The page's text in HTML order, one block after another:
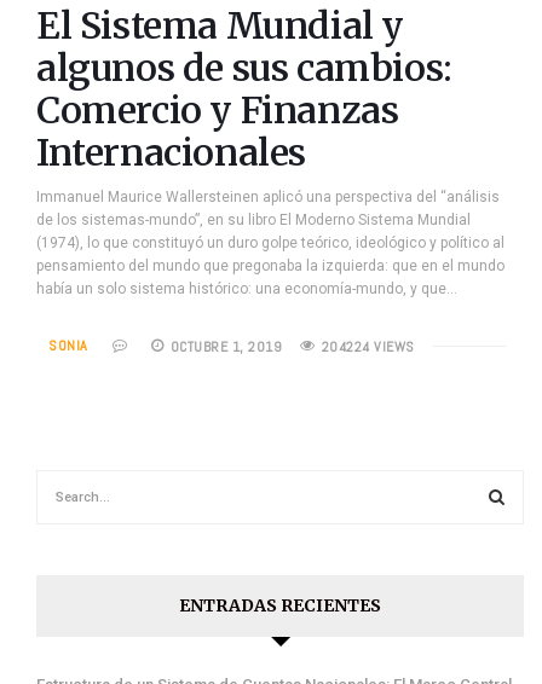
El Sistema Mundial y
algunos de sus cambios:
Comercio y Finanzas
Internacionales
Immanuel Maurice Wallersteinen aplicó una perspectiva del “análisis
de los sistemas-mundo”, en su libro El Moderno Sistema Mundial
(1974), lo que constituyó un duro golpe teórico, ideológico y político al
pensamiento del mundo que pregonaba la izquierda: que en el mundo
había un solo sistema histórico: una economía-mundo, y que…
SONIA OCTUBRE 1, 2019 204224 VIEWS
ENTRADAS RECIENTES